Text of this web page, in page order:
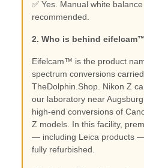
✅ Yes. Manual white
recommended.
2. Who is behind
Eifelcam™ is the product
spectrum conversions
TheDolphin.Shop. Nikon Z
our laboratory near
high-end conversions of
Z models. In this facility,
— including Leica products
fully refurbished.